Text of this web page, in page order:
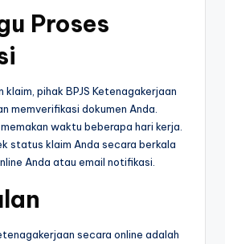
Proses
klaim, pihak BPJS Ketenagakerjaan
memverifikasi dokumen Anda.
waktu beberapa hari kerja.
status klaim Anda secara berkala
Anda atau email notifikasi.
secara online adalah